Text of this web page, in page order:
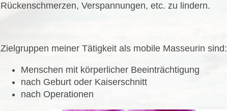
Rückenschmerzen, Verspannungen, etc. zu lindern.
Zielgruppen meiner Tätigkeit als mobile Masseurin sind:
Menschen mit körperlicher Beeinträchtigung
nach Geburt oder Kaiserschnitt
nach Operationen